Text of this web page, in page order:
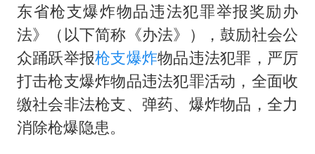
2025年小学教师减少13.19万
王艺迪无缘横滨赛决赛
泰国：高度重视中国游客旅游体验
上海大部迎大暴雨
东省枪支爆炸物品违法犯罪举报奖励办
法》（以下简称《办法》），鼓励社会公
众踊跃举报枪支爆炸物品违法犯罪，严厉
打击枪支爆炸物品违法犯罪活动，全面收
缴社会非法枪支、弹药、爆炸物品，全力
消除枪爆隐患。